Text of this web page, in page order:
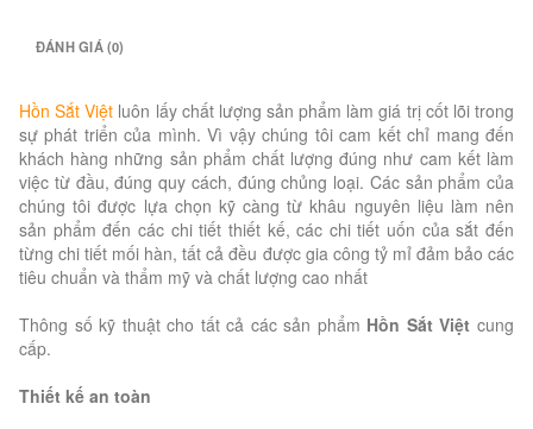
ĐÁNH GIÁ (0)
Hồn Sắt Việt luôn lấy chất lượng sản phẩm làm giá trị cốt lõi trong
sự phát triển của mình. Vì vậy chúng tôi cam kết chỉ mang đến
khách hàng những sản phẩm chất lượng đúng như cam kết làm
việc từ đầu, đúng quy cách, đúng chủng loại. Các sản phẩm của
chúng tôi được lựa chọn kỹ càng từ khâu nguyên liệu làm nên
sản phẩm đến các chi tiết thiết kế, các chi tiết uốn của sắt đến
từng chi tiết mối hàn, tất cả đều được gia công tỷ mỉ đảm bảo các
tiêu chuẩn và thẩm mỹ và chất lượng cao nhất
Thông số kỹ thuật cho tất cả các sản phẩm Hồn Sắt Việtcung
cấp.
Thiết kế an toàn